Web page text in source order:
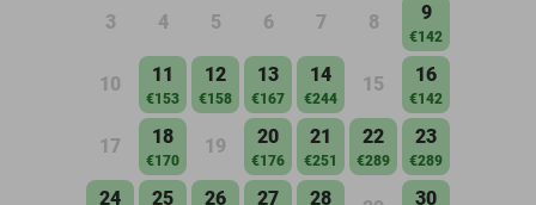
3 4 5 6 7 8 9
€142
10 11
€153
12
€158
13
€167
14
€244
15 16
€142
17 18
€170
19 20
€176
21
€251
22
€289
23
€289
24 25 26 27 28 30